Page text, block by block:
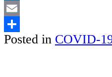
LinkedIn
Email
Share
Posted in COVID-